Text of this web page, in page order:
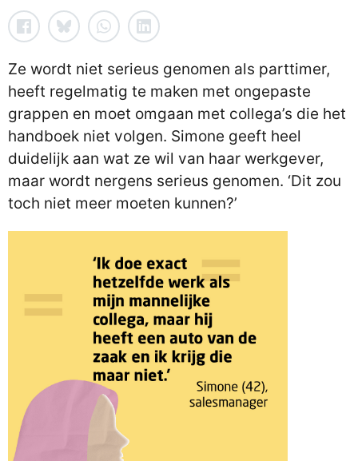
Ze wordt niet serieus genomen als parttimer,
heeft regelmatig te maken met ongepaste
grappen en moet omgaan met collega’s die het
handboek niet volgen. Simone geeft heel
duidelijk aan wat ze wil van haar werkgever,
maar wordt nergens serieus genomen. ‘Dit zou
toch niet meer moeten kunnen?’